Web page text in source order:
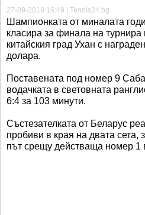
27-09-2019 16:49 | Tennis24.bg
Шампионката от миналата
класира за финала на турнира
китайския град Ухан с
долара.
Поставената под номер 9
водачката в световната
6:4 за 103 минути.
Състезателката от Беларус
пробиви в края на двата сета,
път срещу действаща номер 1